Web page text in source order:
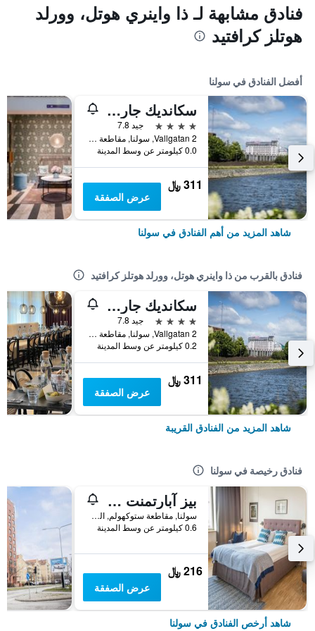
فنادق مشابهة لـ ذا واينري هوتل، وورلد
هوتلز كرافتيد
أفضل الفنادق في سولنا
سكانديك جارفا كورج
4 نجوم
جيد 7.8
Vallgatan 2, سولنا, مقاطعة ستوكهولم, السويد
0.0 كيلومتر عن وسط المدينة
311 ﷼
عرض الصفقة
شاهد المزيد من أهم الفنادق في سولنا
فنادق بالقرب من ذا واينري هوتل، وورلد هوتلز كرافتيد
سكانديك جارفا كورج
4 نجوم
جيد 7.8
Vallgatan 2, سولنا, مقاطعة ستوكهولم, السويد
0.2 كيلومتر عن وسط المدينة
311 ﷼
عرض الصفقة
شاهد المزيد من الفنادق القريبة
فنادق رخيصة في سولنا
بيز آبارتمنت سولنا
سولنا, مقاطعة ستوكهولم, السويد
0.6 كيلومتر عن وسط المدينة
216 ﷼
عرض الصفقة
شاهد أرخص الفنادق في سولنا